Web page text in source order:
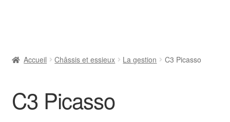
Livraison
Accueil Châssis et essieux La gestion C3 Picasso
C3 Picasso